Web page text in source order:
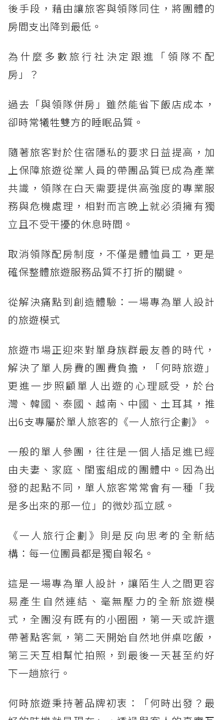
後手段，藉由讓旅客與領隊同住，將團體的
房間支出降到最低。
為什麼多數旅行社決定跟進「領隊不配
房」？
過去「與領隊併房」雖然能省下飯店成本，
卻時常犧牲雙方的睡眠品質。
隨著旅客對於住宿隱私的要求日益提高，加
上保障旅遊從業人員的帶團品質已成為產業
共識，領隊在白天需要提供高強度的專業服
務與危機處理，相對而言晚上就必須擁有獨
立且不受干擾的休息時間。
取消領隊配房制度，不僅是體恤員工，更是
確保整體旅遊服務品質不打折的關鍵。
從解決痛點到創造體驗：一場專為單人設計
的旅遊模式
旅遊市場正迎來對單身族群最友善的時代，
解決了單人房費的團費負擔，「何時旅遊」
更進一步照顧單人出遊的心理感受，於台
灣、韓國、泰國、越南、中國、土耳其，推
出6支專屬於單人旅客的《一人旅行企劃》。
一般的單人參團，往往是一個人插足進已經
由夫妻、家庭、閨蜜組成的團體中。因為出
發的起點不同，單人旅客常常會有一種「我
是多出來的那一位」的微妙孤立感。
《一人旅行企劃》則是反向思考的全新結
構：每一位團員都是獨自報名。
這是一場專為單人設計，讓陌生人之間更容
易產生自然連結、毫無壓力的全新旅遊模
式，全團沒有既有的小圈圈，第一天或許還
帶著點客氣，第二天開始自然地併桌吃飯，
第三天互相幫忙拍照，到最後一天甚至約好
下一趟旅行。
何時旅遊秉持著品牌初衷：「何時出發？最